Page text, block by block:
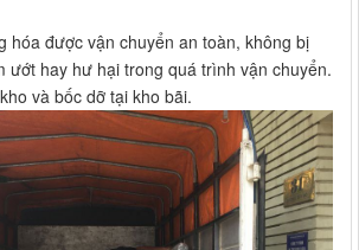
hóa được vận chuyển an toàn, không bị
ướt hay hư hại trong quá trình vận chuyển.
và bốc dỡ tại kho bãi.